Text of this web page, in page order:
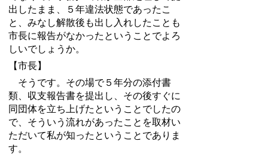
出したまま、５年違法状態であったこ
と、みなし解散後も出し入れしたことも
市長に報告がなかったということでよろ
しいでしょうか。
【市長】
そうです。その場で５年分の添付書
類、収支報告書を提出し、その後すぐに
同団体を立ち上げたということでしたの
で、そういう流れがあったことを取材い
ただいて私が知ったということでありま
す。